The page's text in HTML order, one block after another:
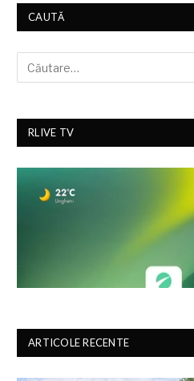
CAUTĂ
RLIVE TV
ARTICOLE RECENTE